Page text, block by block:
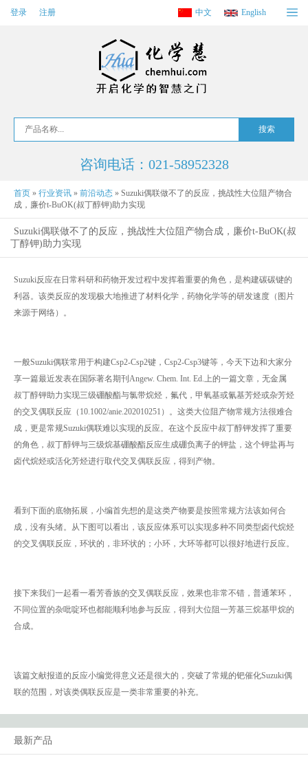
登录 注册 中文 English
咨询电话：021-58952328
首页 » 行业资讯 » 前沿动态 » Suzuki偶联做不了的反应，挑战性大位阻产物合
成，廉价t-BuOK(叔丁醇钾)助力实现
Suzuki偶联做不了的反应，挑战性大位阻产物合成，廉价t-BuOK(叔
丁醇钾)助力实现
Suzuki反应在日常科研和药物开发过程中发挥着重要的角色，是构建碳碳键的
利器。该类反应的发现极大地推进了材料化学，药物化学等的研发速度（图片
来源于网络）。
一般Suzuki偶联常用于构建Csp2-Csp2键，Csp2-Csp3键等，今天下边和大家分
享一篇最近发表在国际著名期刊Angew. Chem. Int. Ed.上的一篇文章，无金属
叔丁醇钾助力实现三级硼酸酯与氯带烷烃，氟代，甲氧基或氰基芳烃或杂芳烃
的交叉偶联反应（10.1002/anie.202010251）。这类大位阻产物常规方法很难合
成，更是常规Suzuki偶联难以实现的反应。在这个反应中叔丁醇钾发挥了重要
的角色，叔丁醇钾与三级烷基硼酸酯反应生成硼负离子的钾盐，这个钾盐再与
卤代烷烃或活化芳烃进行取代交叉偶联反应，得到产物。
看到下面的底物拓展，小编首先想的是这类产物要是按照常规方法该如何合
成，没有头绪。从下图可以看出，该反应体系可以实现多种不同类型卤代烷烃
的交叉偶联反应，环状的，非环状的；小环，大环等都可以很好地进行反应。
接下来我们一起看一看芳香族的交叉偶联反应，效果也非常不错，普通苯环，
不同位置的杂吡啶环也都能顺利地参与反应，得到大位阻一芳基三烷基甲烷的
合成。
该篇文献报道的反应小编觉得意义还是很大的，突破了常规的钯催化Suzuki偶
联的范围，对该类偶联反应是一类非常重要的补充。
最新产品